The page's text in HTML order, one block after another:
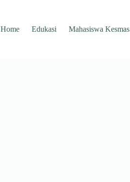
Home Edukasi Mahasiswa Kesmas